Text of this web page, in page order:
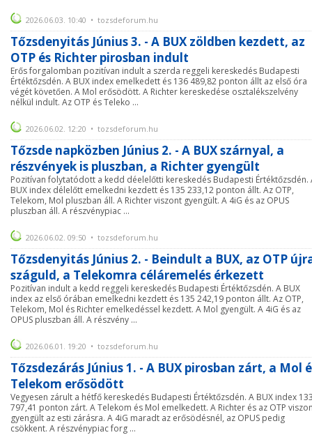
2026.06.03. 10:40 • tozsdeforum.hu
Tőzsdenyitás Június 3. - A BUX zöldben kezdett, az
OTP és Richter pirosban indult
Erős forgalomban pozitívan indult a szerda reggeli kereskedés Budapesti
Értéktőzsdén. A BUX index emelkedett és 136 489,82 ponton állt az első óra
végét követően. A Mol erősödött. A Richter kereskedése osztalékszelvény
nélkül indult. Az OTP és Teleko ...
2026.06.02. 12:20 • tozsdeforum.hu
Tőzsde napközben Június 2. - A BUX szárnyal, a
részvények is pluszban, a Richter gyengült
Pozitívan folytatódott a kedd déelelőtti kereskedés Budapesti Értéktőzsdén.
BUX index délelőtt emelkedni kezdett és 135 233,12 ponton állt. Az OTP,
Telekom, Mol pluszban áll. A Richter viszont gyengült. A 4iG és az OPUS
pluszban áll. A részvénypiac ...
2026.06.02. 09:50 • tozsdeforum.hu
Tőzsdenyitás Június 2. - Beindult a BUX, az OTP
száguld, a Telekomra céláremelés érkezett
Pozitívan indult a kedd reggeli kereskedés Budapesti Értéktőzsdén. A BUX
index az első órában emelkedni kezdett és 135 242,19 ponton állt. Az OTP,
Telekom, Mol és Richter emelkedéssel kezdett. A Mol gyengült. A 4iG és az
OPUS pluszban áll. A részvény ...
2026.06.01. 19:20 • tozsdeforum.hu
Tőzsdezárás Június 1. - A BUX pirosban zárt, a Mol
Telekom erősödött
Vegyesen zárult a hétfő kereskedés Budapesti Értéktőzsdén. A BUX index
797,41 ponton zárt. A Telekom és Mol emelkedett. A Richter és az OTP
gyengült az esti zárásra. A 4iG maradt az erősödésnél, az OPUS pedig
csökkent. A részvénypiac forg ...